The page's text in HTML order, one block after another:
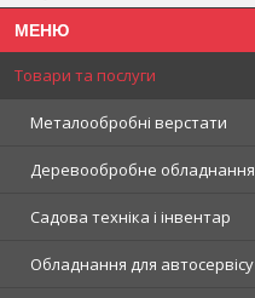
Товари та послуги
Металообробні верстати
Деревообробне обладнання
Садова техніка і інвентар
Обладнання для автосервісу